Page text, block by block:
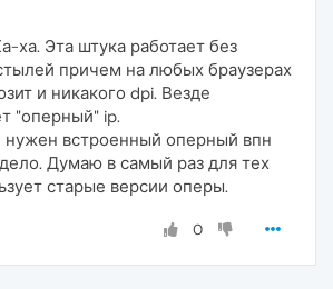
ха. Эта штука работает без
причем на любых браузерах
и никакого dpi. Везде
"оперный" ip.
нужен встроенный оперный впн
Думаю в самый раз для тех
старые версии оперы.
0